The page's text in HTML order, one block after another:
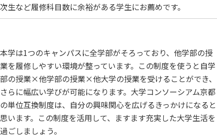
次生など履修科目数に余裕がある学生にお薦めです。
本学は1つのキャンパスに全学部がそろっており、他学部の授
業を履修しやすい環境が整っています。この制度を使うと自学
部の授業×他学部の授業×他大学の授業を受けることができ、
さらに幅広い学びが可能になります。大学コンソーシアム京都
の単位互換制度は、自分の興味関心を広げるきっかけになると
思います。この制度を活用して、ますます充実した大学生活を
過ごしましょう。